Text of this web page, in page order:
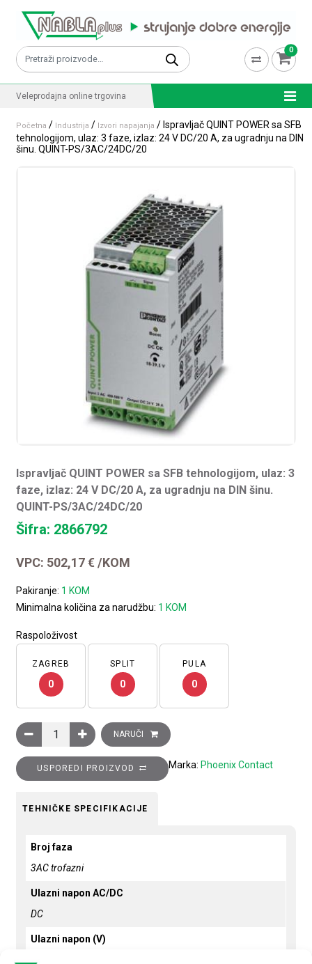
Pretraži: 0
Veleprodajna online trgovina
Početna / Industrija / Izvori napajanja / Ispravljač QUINT POWER sa SFB
tehnologijom, ulaz: 3 faze, izlaz: 24 V DC/20 A, za ugradnju na DIN
šinu. QUINT-PS/3AC/24DC/20
Ispravljač QUINT POWER sa SFB tehnologijom, ulaz: 3
faze, izlaz: 24 V DC/20 A, za ugradnju na DIN šinu.
QUINT-PS/3AC/24DC/20
Šifra: 2866792
VPC: 502,17€ /KOM
Pakiranje: 1 KOM
Minimalna količina za narudžbu: 1 KOM
Raspoloživost
ZAGREB
0
SPLIT
0
PULA
0
Ispravljač QUINT POWER sa SFB tehnologijom, ulaz: 3 faze,
NARUČI
USPOREDI PROIZVOD Marka: Phoenix Contact
TEHNIČKE SPECIFIKACIJE
Broj faza
3AC trofazni
Ulazni napon AC/DC
DC
Ulazni napon (V)
DC 450-800 V